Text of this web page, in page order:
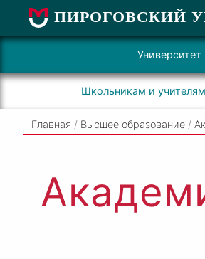
ПИРОГОВСКИЙ
Университет
Школьникам и учителям
Главная / Высшее образование /